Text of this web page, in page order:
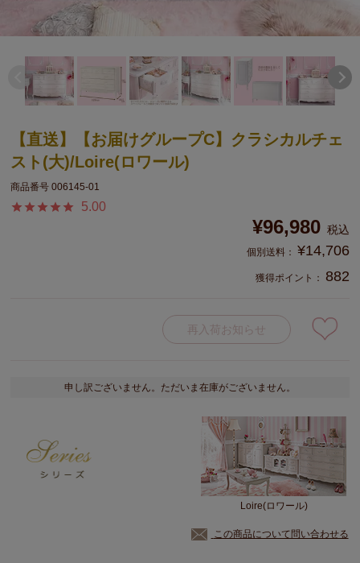
【直送】【お届けグループC】クラシカルチェ
スト(大)/Loire(ロワール)
商品番号 006145-01
5.00
¥96,980 税込
¥14,706
獲得ポイント： 882
再入荷お知らせ
申し訳ございません。ただいま在庫がございません。
Loire(ロワール)
この商品について問い合わせる